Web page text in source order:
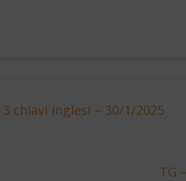
chiavi inglesi – 30/1/2025
TG